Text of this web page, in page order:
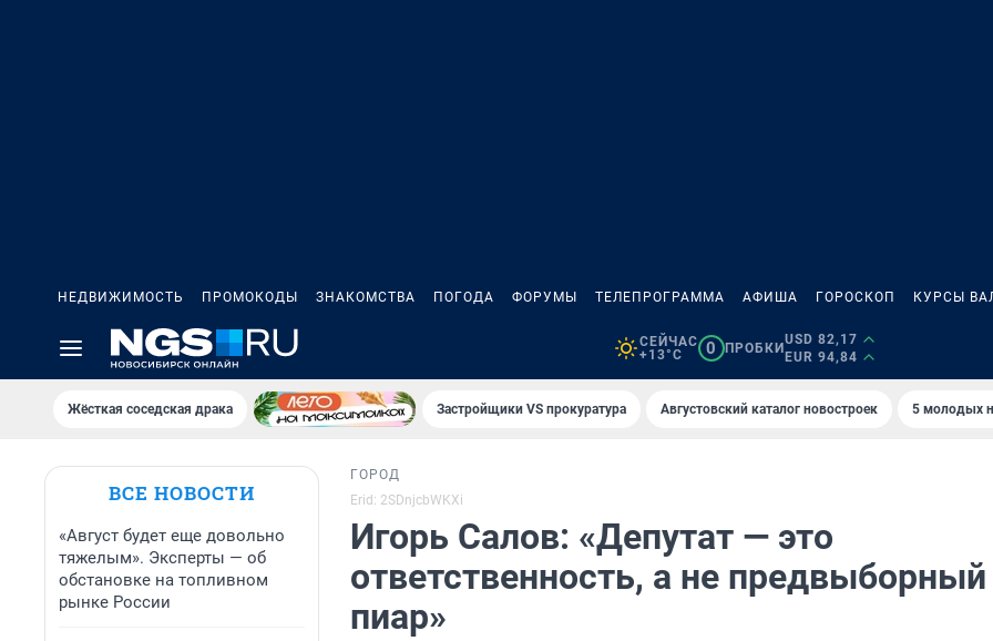
НЕДВИЖИМОСТЬ ПРОМОКОДЫ ЗНАКОМСТВА ПОГОДА ФОРУМЫ ТЕЛЕПРОГРАММА АФИША ГОРОСКОП КУРСЫ
СЕЙЧАС
+13°C
0 ПРОБКИ
USD 82,17
EUR 94,84
Жёсткая соседская драка Застройщики VS прокуратура Августовский каталог новостроек 5 молодых
ВСЕ НОВОСТИ
«Август будет еще довольно
тяжелым». Эксперты — об
обстановке на топливном
рынке России
ГОРОД
Erid: 2SDnjcbWKXi
Игорь Салов: «Депутат — это
ответственность, а не предвыборный
пиар»